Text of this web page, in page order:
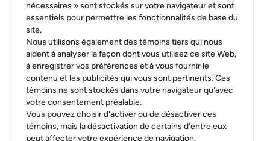
nécessaires » sont stockés sur votre navigateur et sont
essentiels pour permettre les fonctionnalités de base du
site.
Nous utilisons également des témoins tiers qui nous
aident à analyser la façon dont vous utilisez ce site Web,
à enregistrer vos préférences et à vous fournir le
contenu et les publicités qui vous sont pertinents. Ces
témoins ne sont stockés dans votre navigateur qu'avec
votre consentement préalable.
Vous pouvez choisir d'activer ou de désactiver ces
témoins, mais la désactivation de certains d'entre eux
peut affecter votre expérience de navigation.